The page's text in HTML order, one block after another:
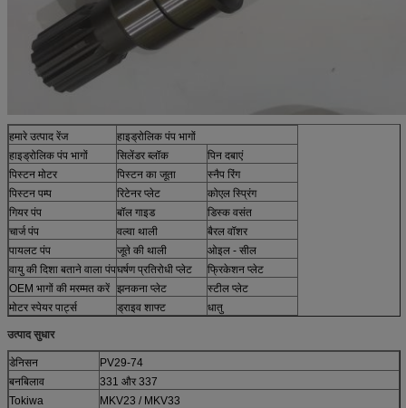
हमारे उत्पाद रेंज
हाइड्रोलिक पंप भागों
हाइड्रोलिक पंप भागों
सिलेंडर ब्लॉक
पिन दबाएं
पिस्टन मोटर
पिस्टन का जूता
स्नैप रिंग
पिस्टन पम्प
रिटेनर प्लेट
कोएल स्प्रिंग
गियर पंप
बॉल गाइड
डिस्क वसंत
चार्ज पंप
वल्वा थाली
बैरल वॉशर
पायलट पंप
जूते की थाली
ओइल - सील
वायु की दिशा बताने वाला पंपघर्षण प्रतिरोधी प्लेट
फ्रिकेशन प्लेट
OEM भागों की मरम्मत करें झनकना प्लेट
स्टील प्लेट
मोटर स्पेयर पार्ट्स
ड्राइव शाफ्ट धातु
उत्पाद सुधार
डेनिसन
PV29-74
बनबिलाव
331 और 337
Tokiwa
MKV23 / MKV33